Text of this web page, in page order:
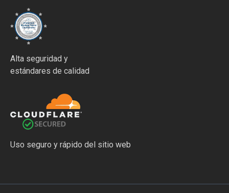
Alta seguridad y
estándares de calidad
Uso seguro y rápido del sitio web